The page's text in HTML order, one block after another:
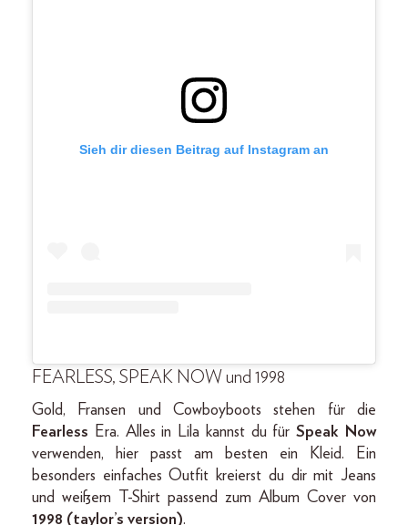
Sieh dir diesen Beitrag auf Instagram an
FEARLESS, SPEAK NOW und 1998
Gold, Fransen und Cowboyboots stehen für die
Fearless Era. Alles in Lila kannst du fürSpeak Now
verwenden, hier passt am besten ein Kleid. Ein
besonders einfaches Outfit kreierst du dir mit Jeans
und weißem T-Shirt passend zum Album Cover von
1998 (taylor’s version).